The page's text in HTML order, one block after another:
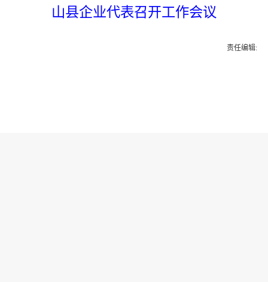
山县企业代表召开工作会议
责任编辑: